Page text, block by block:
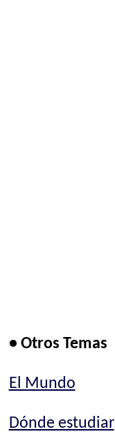
• Otros Temas
El Mundo
Dónde estudiar